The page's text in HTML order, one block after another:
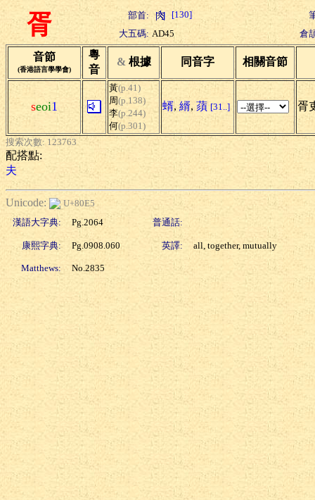
胥 部首: [130]
大五碼: AD45 倉
音節
(香港語言學學會)
粵
音
& 根據 同音字 相關音節
seoi1
黃(p.41)
周(p.138)
李(p.244)
何(p.301)
蝑, 縃, 蕦 [31..] 胥
搜索次數: 123763
配搭點:
夫
Unicode:
U+80E5
漢語大字典:
Pg.2064 普通話:
康熙字典: Pg.0908.060 英譯: all, together, mutually
Matthews: No.2835